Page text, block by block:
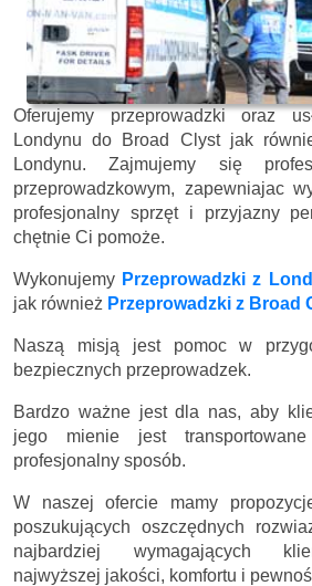
Oferujemy przeprowadzki oraz
Londynu do Broad Clyst jak
Londynu. Zajmujemy się
przeprowadzkowym, zapewniajac
profesjonalny sprzęt i przyjazny
chętnie Ci pomoże.
Wykonujemy Przeprowadzki z
jak również Przeprowadzki z Broad
Naszą misją jest pomoc w
bezpiecznych przeprowadzek.
Bardzo ważne jest dla nas, aby
jego mienie jest
profesjonalny sposób.
W naszej ofercie mamy
poszukujących oszczędnych
najbardziej wymagających
najwyższej jakości, komfortu i